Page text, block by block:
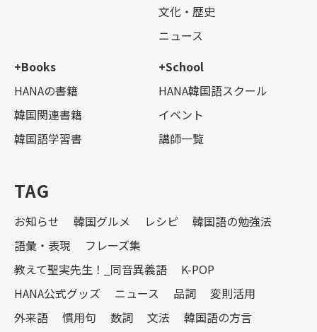
文化・歴史
ニュース
+Books
HANAの書籍
韓国関連書籍
韓国語学習書
+School
HANA韓国語スクール
イベント
講師一覧
TAG
お知らせ 韓国グルメ レシピ
韓国語の勉強法
語彙・表現
フレーズ集
教えて聖実先生！_同音異義語
K-POP
HANA公式グッズ
ニュース 品詞
変則活用
外来語
慣用句 数詞 文法
韓国語の方言